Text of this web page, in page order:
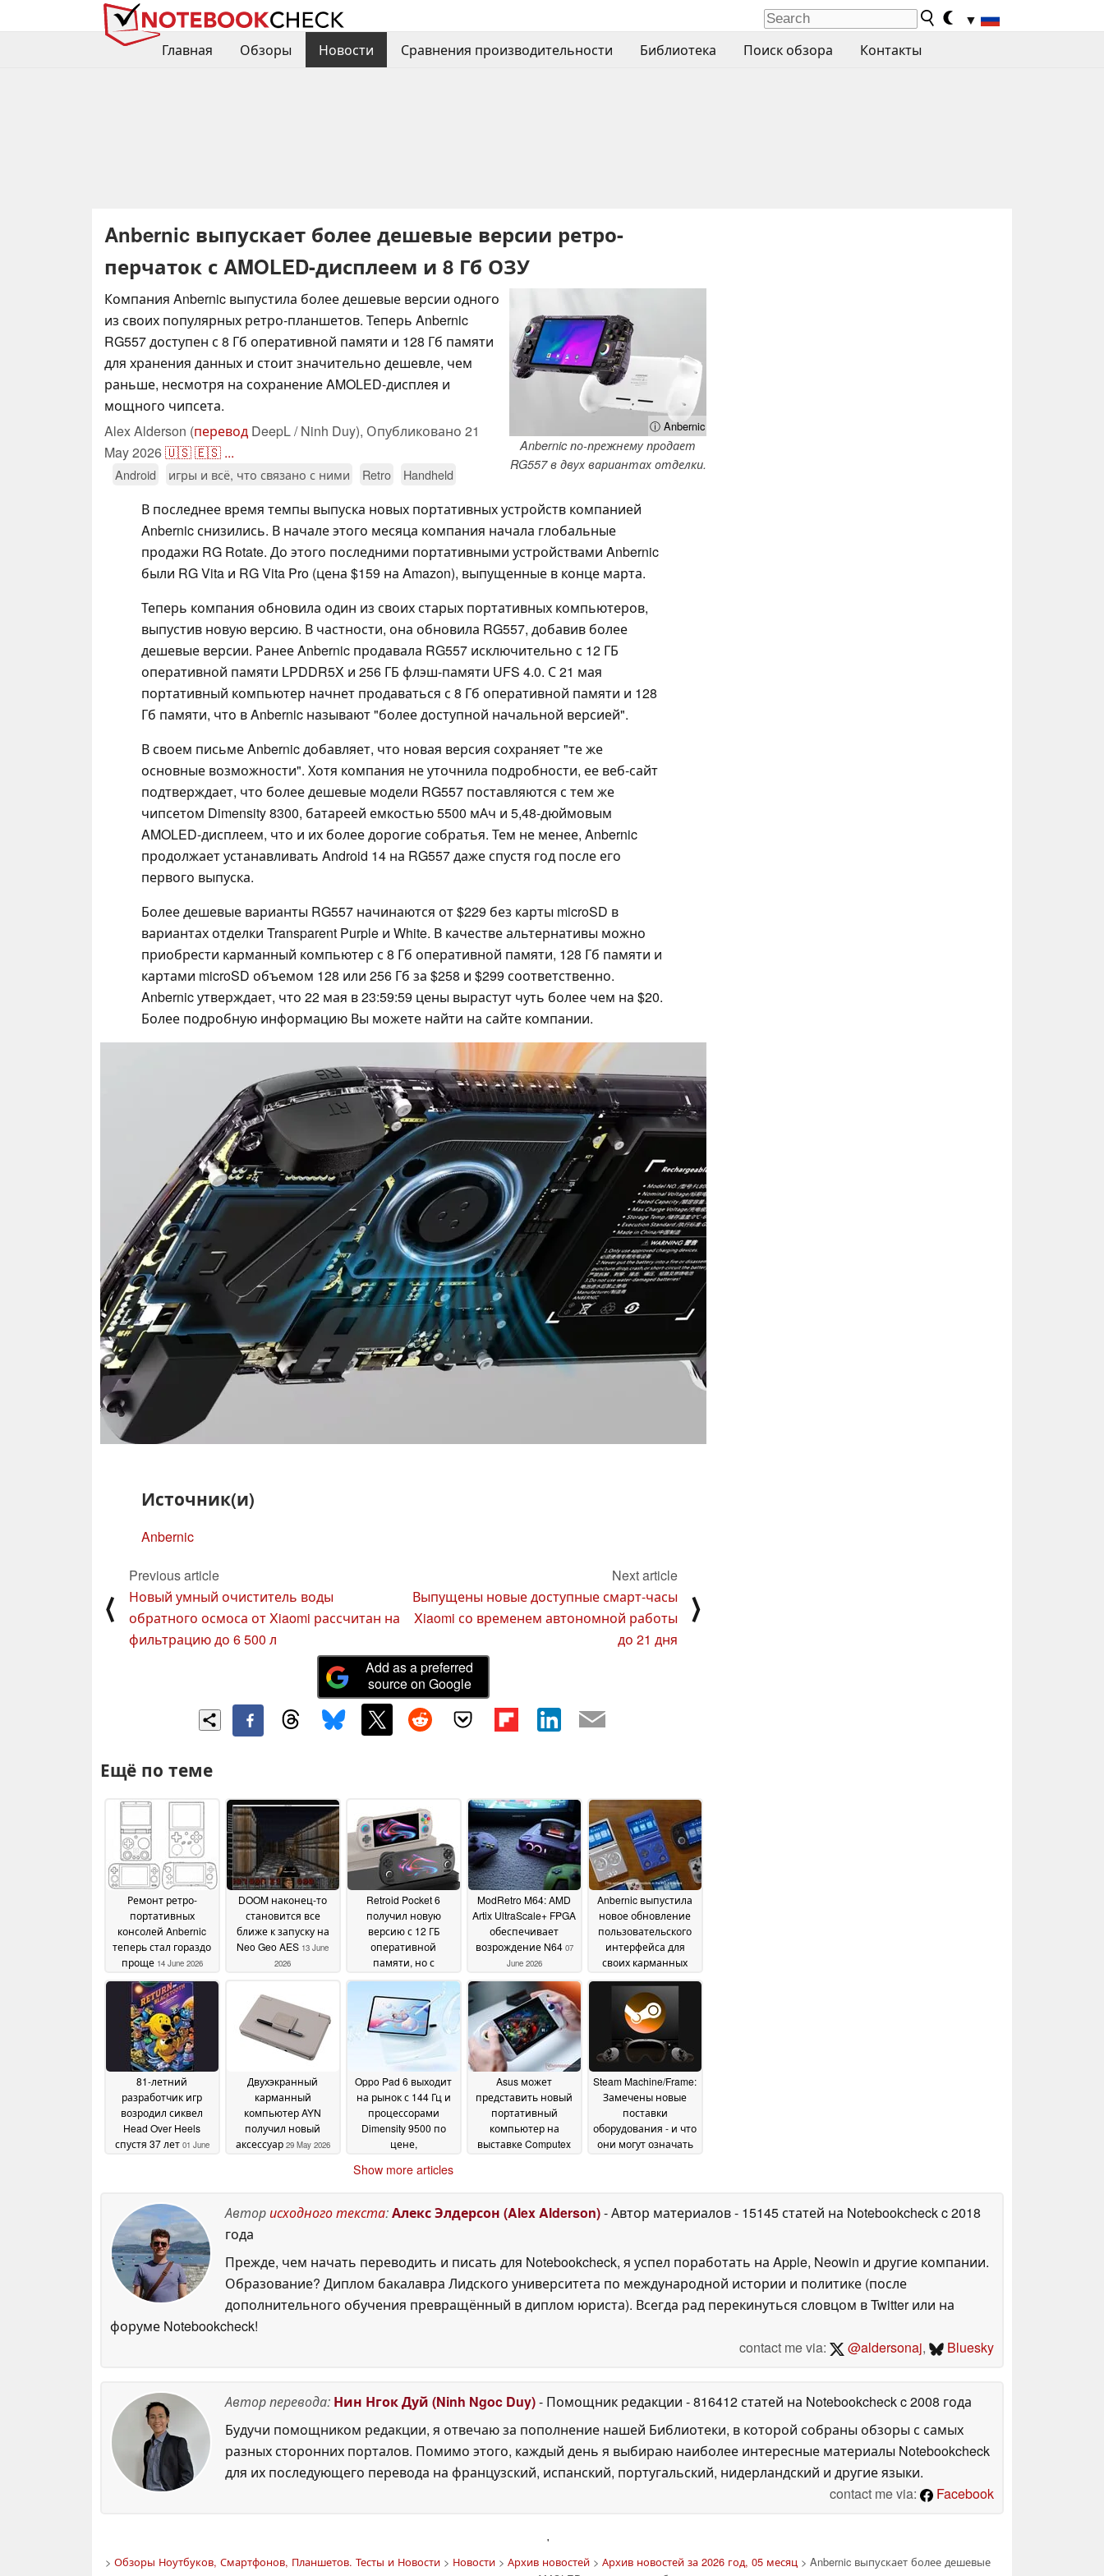
▼
Главная
Обзоры Новости Сравнения производительности Библиотека Поиск обзора Контакты
Anbernic выпускает более дешевые версии ретро-
перчаток с AMOLED-дисплеем и 8 Гб ОЗУ
ⓘ Anbernic
Anbernic по-прежнему продает
RG557 в двух вариантах отделки.
Компания Anbernic выпустила более дешевые версии одного
из своих популярных ретро-планшетов. Теперь Anbernic
RG557 доступен с 8 Гб оперативной памяти и 128 Гб памяти
для хранения данных и стоит значительно дешевле, чем
раньше, несмотря на сохранение AMOLED-дисплея и
мощного чипсета.
Alex Alderson (перевод DeepL / Ninh Duy), Опубликовано 21
May 2026🇺🇸🇪🇸 ...
Android игры и всё, что связано с ними Retro Handheld
В последнее время темпы выпуска новых портативных устройств компанией
Anbernic снизились. В начале этого месяца компания начала глобальные
продажи RG Rotate. До этого последними портативными устройствами Anbernic
были RG Vita и RG Vita Pro (цена $159 на Amazon), выпущенные в конце марта.
Теперь компания обновила один из своих старых портативных компьютеров,
выпустив новую версию. В частности, она обновила RG557, добавив более
дешевые версии. Ранее Anbernic продавала RG557 исключительно с 12 ГБ
оперативной памяти LPDDR5X и 256 ГБ флэш-памяти UFS 4.0. С 21 мая
портативный компьютер начнет продаваться с 8 Гб оперативной памяти и 128
Гб памяти, что в Anbernic называют "более доступной начальной версией".
В своем письме Anbernic добавляет, что новая версия сохраняет "те же
основные возможности". Хотя компания не уточнила подробности, ее веб-сайт
подтверждает, что более дешевые модели RG557 поставляются с тем же
чипсетом Dimensity 8300, батареей емкостью 5500 мАч и 5,48-дюймовым
AMOLED-дисплеем, что и их более дорогие собратья. Тем не менее, Anbernic
продолжает устанавливать Android 14 на RG557 даже спустя год после его
первого выпуска.
Более дешевые варианты RG557 начинаются от $229 без карты microSD в
вариантах отделки Transparent Purple и White. В качестве альтернативы можно
приобрести карманный компьютер с 8 Гб оперативной памяти, 128 Гб памяти и
картами microSD объемом 128 или 256 Гб за $258 и $299 соответственно.
Anbernic утверждает, что 22 мая в 23:59:59 цены вырастут чуть более чем на $20.
Более подробную информацию Вы можете найти на сайте компании.
Источник(и)
Anbernic
⟨
Previous article
Новый умный очиститель воды
обратного осмоса от Xiaomi рассчитан на
фильтрацию до 6 500 л
Next article
Выпущены новые доступные смарт-часы
Xiaomi со временем автономной работы
до 21 дня
⟩
Add as a preferred
source on Google
Ещё по теме
Ремонт ретро-
портативных
консолей Anbernic
теперь стал гораздо
проще 14 June 2026
DOOM наконец-то
становится все
ближе к запуску на
Neo Geo AES 13 June
2026
Retroid Pocket 6
получил новую
версию с 12 ГБ
оперативной
памяти, но с
встроенной памяти
13 June 2026
ModRetro M64: AMD
Artix UltraScale+ FPGA
обеспечивает
возрождение N64 07
June 2026
Anbernic выпустила
новое обновление
пользовательского
интерфейса для
своих карманных
06 June 2026
81-летний
разработчик игр
возродил сиквел
Head Over Heels
спустя 37 лет 01 June
Двухэкранный
карманный
компьютер AYN
получил новый
аксессуар 29 May 2026
Oppo Pad 6 выходит
на рынок с 144 Гц и
процессорами
Dimensity 9500 по
цене,
25 May 2026
Asus может
представить новый
портативный
компьютер на
выставке Computex
Steam Machine/Frame:
Замечены новые
поставки
оборудования - и что
они могут означать
Show more articles
Авторисходного текста:Алекс Элдерсон (Alex Alderson)- Автор материалов- 15145 статей на Notebookcheckc 2018
года
Прежде, чем начать переводить и писать для Notebookcheck, я успел поработать на Apple, Neowin и другие компании.
Образование? Диплом бакалавра Лидского университета по международной истории и политике (после
дополнительного обучения превращённый в диплом юриста). Всегда рад перекинуться словцом в Twitter или на
форуме Notebookcheck!
contact me via:
@aldersonaj, Bluesky
Автор перевода: Нин Нгок Дуй (Ninh Ngoc Duy)- Помощник редакции - 816412 статей на Notebookcheckc 2008 года
Будучи помощником редакции, я отвечаю за пополнение нашей Библиотеки, в которой собраны обзоры с самых
разных сторонних порталов. Помимо этого, каждый день я выбираю наиболее интересные материалы Notebookcheck
для их последующего перевода на французский, испанский, португальский, нидерландский и другие языки.
contact me via:
Facebook
'
> Обзоры Ноутбуков, Смартфонов, Планшетов. Тесты и Новости > Новости > Архив новостей > Архив новостей за 2026 год, 05 месяц > Anbernic выпускает более дешевые